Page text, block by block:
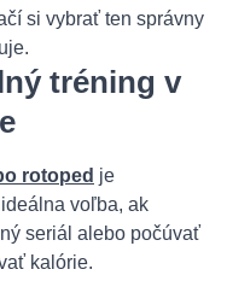
si vybrať ten správny
tréning v
rotoped je
voľba, ak
seriál alebo počúvať
kalórie.